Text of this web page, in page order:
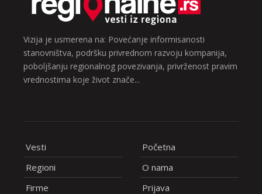
Vizija je usmerena na: Povećanje informisanosti
stanovništva, podršku privrednom razvoju kompanija,
poboljšanju regionalnog povezivanja, privrženost pravim
vrednostima koje život znače...
Vesti
Regioni
Firme
Početna
O nama
Prijava